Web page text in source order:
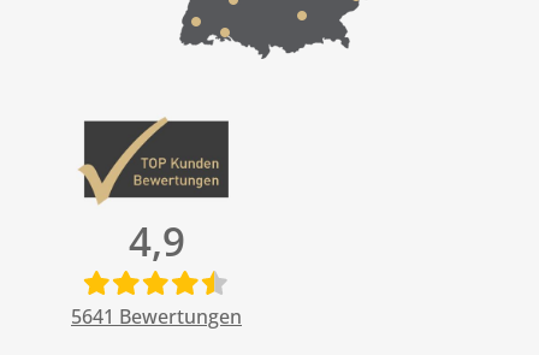
4,9
5641 Bewertungen